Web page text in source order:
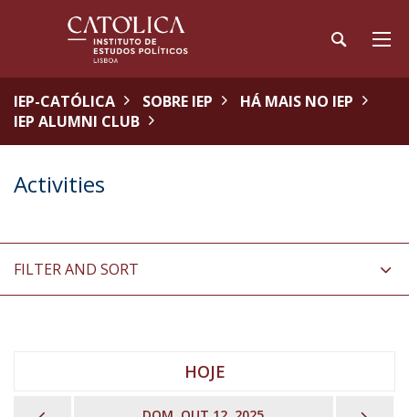
IEP-CATÓLICA SOBRE IEP
HÁ MAIS NO IEP
IEP ALUMNI CLUB
Activities
FILTER AND SORT
HOJE